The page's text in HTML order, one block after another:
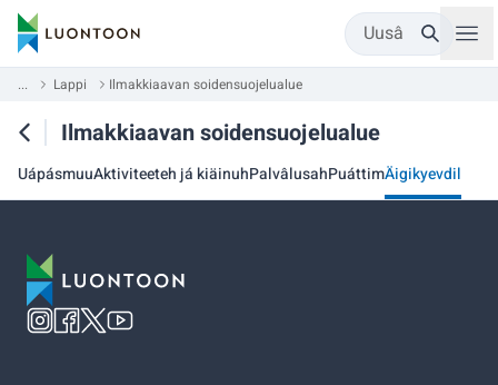
Uusâ
... Lappi Ilmakkiaavan soidensuojelualue
Ilmakkiaavan soidensuojelualue
UápásmuuAktiviteeteh já kiäinuhPalvâlusahPuáttimÄigikyevdil